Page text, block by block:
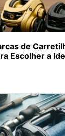
de
Escolher a